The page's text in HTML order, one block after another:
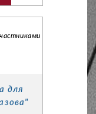
для